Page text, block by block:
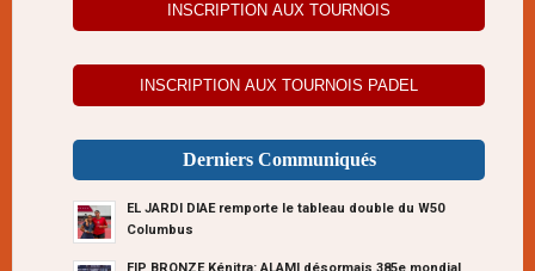
INSCRIPTION AUX TOURNOIS
INSCRIPTION AUX TOURNOIS PADEL
Derniers Communiqués
EL JARDI DIAE remporte le tableau double du W50
Columbus